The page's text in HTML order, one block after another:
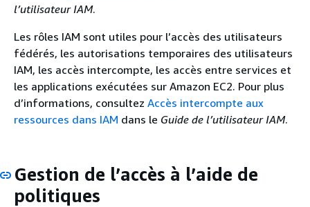
l’utilisateur IAM.
Les rôles IAM sont utiles pour l’accès des utilisateurs
fédérés, les autorisations temporaires des utilisateurs
IAM, les accès intercompte, les accès entre services et
les applications exécutées sur Amazon EC2. Pour plus
d’informations, consultez Accès intercompte aux
ressources dans IAM dans le Guide de l’utilisateur IAM.
Gestion de l’accès à l’aide de
politiques